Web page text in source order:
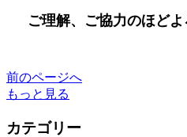
ご理解、ご協力のほどよ
前のページへ
もっと見る
カテゴリー